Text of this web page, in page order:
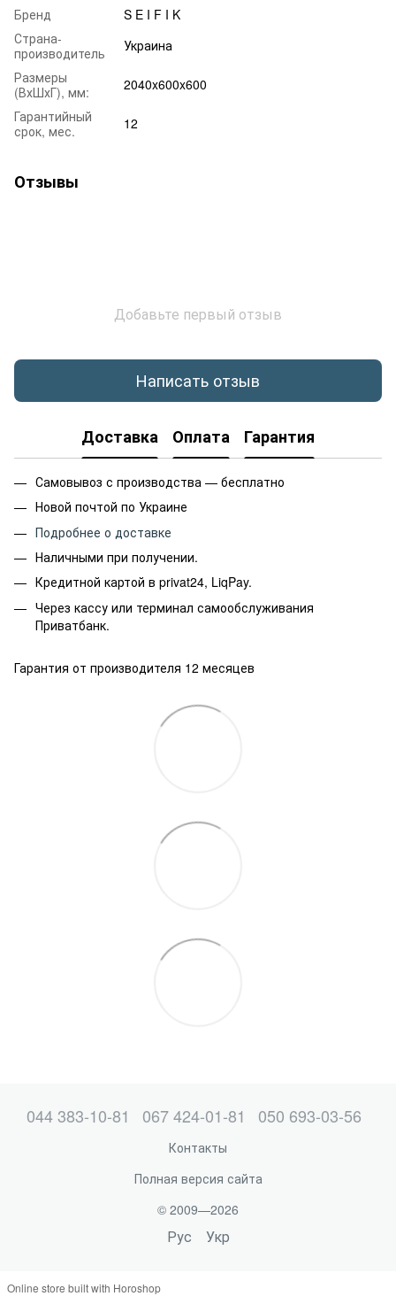
Бренд
S E I F I K
Страна-
производитель
Украина
Размеры
(ВхШхГ), мм:
2040x600x600
Гарантийный
срок, мес.
12
Отзывы
Добавьте первый отзыв
Написать отзыв
Доставка Оплата Гарантия
Самовывоз с производства — бесплатно
Новой почтой по Украине
Подробнее о доставке
Наличными при получении.
Кредитной картой в privat24, LiqPay.
Через кассу или терминал самообслуживания
Приватбанк.
Гарантия от производителя 12 месяцев
044 383-10-81 067 424-01-81 050 693-03-56
Контакты
Полная версия сайта
© 2009—2026
Рус Укр
Online store built with Horoshop